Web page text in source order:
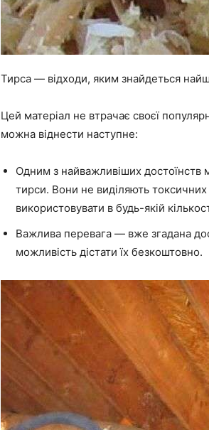
Тирса — відходи, яким знайдеться
Цей матеріал не втрачає своєї
можна віднести наступне:
Одним з найважливіших достоїнств
тирси. Вони не виділяють
використовувати в будь-якій
Важлива перевага — вже згадана
можливість дістати їх безкоштовно.